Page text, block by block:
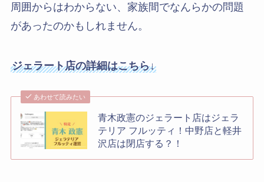
周囲からはわからない、家族間でなんらかの問題
があったのかもしれません。
ジェラート店の詳細はこちら↓
あわせて読みたい
青木政憲のジェラート店はジェラ
テリア フルッティ！中野店と軽井
沢店は閉店する？！